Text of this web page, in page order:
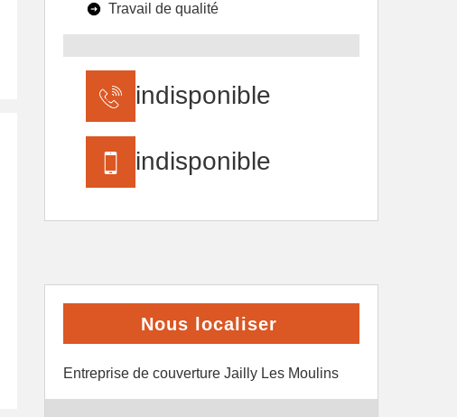
Travail de qualité
indisponible
indisponible
Nous localiser
Entreprise de couverture Jailly Les Moulins